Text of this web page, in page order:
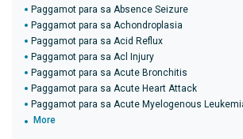
Paggamot para sa Absence Seizure
Paggamot para sa Achondroplasia
Paggamot para sa Acid Reflux
Paggamot para sa Acl Injury
Paggamot para sa Acute Bronchitis
Paggamot para sa Acute Heart Attack
Paggamot para sa Acute Myelogenous
More